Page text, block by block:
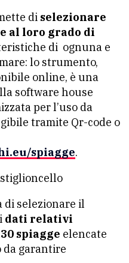
di selezionare
al loro grado di
di ognuna e
lo strumento,
online, è una
software house
per l’uso da
tramite Qr-code o
spiagge.
di selezionare il
dati relativi
spiagge elencate
da garantire